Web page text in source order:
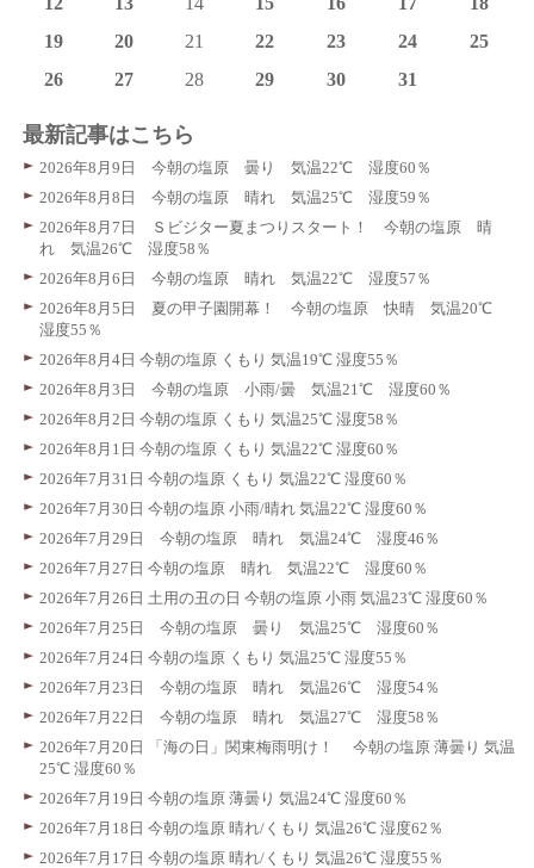
19
20 21 22 23 24
25
26
27 28 29 30 31
最新記事はこちら
2026年8月9日 今朝の塩原 曇り 気温22℃ 湿度60％
2026年8月8日 今朝の塩原 晴れ 気温25℃ 湿度59％
2026年8月7日 Ｓビジター夏まつりスタート！ 今朝の塩原 晴
れ 気温26℃ 湿度58％
2026年8月6日 今朝の塩原 晴れ 気温22℃ 湿度57％
2026年8月5日 夏の甲子園開幕！ 今朝の塩原 快晴 気温20℃
湿度55％
2026年8月4日 今朝の塩原 くもり 気温19℃ 湿度55％
2026年8月3日 今朝の塩原 小雨/曇 気温21℃ 湿度60％
2026年8月2日 今朝の塩原 くもり 気温25℃ 湿度58％
2026年8月1日 今朝の塩原 くもり 気温22℃ 湿度60％
2026年7月31日 今朝の塩原 くもり 気温22℃ 湿度60％
2026年7月30日 今朝の塩原 小雨/晴れ 気温22℃ 湿度60％
2026年7月29日 今朝の塩原 晴れ 気温24℃ 湿度46％
2026年7月27日 今朝の塩原 晴れ 気温22℃ 湿度60％
2026年7月26日 土用の丑の日 今朝の塩原 小雨 気温23℃ 湿度60％
2026年7月25日 今朝の塩原 曇り 気温25℃ 湿度60％
2026年7月24日 今朝の塩原 くもり 気温25℃ 湿度55％
2026年7月23日 今朝の塩原 晴れ 気温26℃ 湿度54％
2026年7月22日 今朝の塩原 晴れ 気温27℃ 湿度58％
2026年7月20日 「海の日」関東梅雨明け！ 今朝の塩原 薄曇り 気温
25℃ 湿度60％
2026年7月19日 今朝の塩原 薄曇り 気温24℃ 湿度60％
2026年7月18日 今朝の塩原 晴れ/くもり 気温26℃ 湿度62％
2026年7月17日 今朝の塩原 晴れ/くもり 気温26℃ 湿度55％